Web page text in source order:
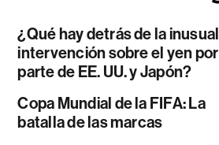
¿Qué hay detrás de la inusual
intervención sobre el yen por
parte de EE. UU. y Japón?
Copa Mundial de la FIFA: La
batalla de las marcas